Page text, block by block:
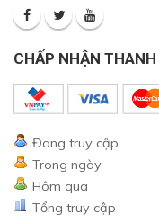
CHẤP NHẬN
Đang truy cập
Trong ngày
Hôm qua
Tổng truy cập